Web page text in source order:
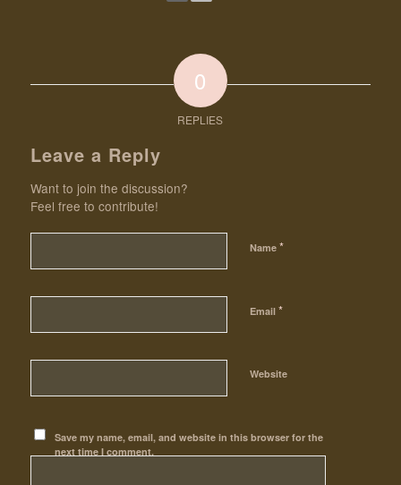
0
REPLIES
Leave a Reply
Want to join the discussion?
Feel free to contribute!
Name *
Email *
Website
Save my name, email, and website in this browser for the
next time I comment.